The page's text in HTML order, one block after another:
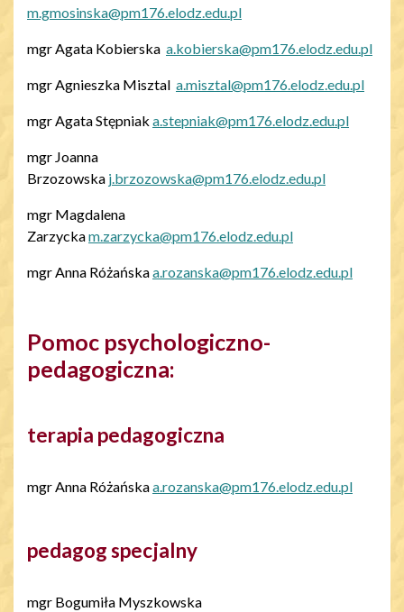
m.gmosinska@pm176.elodz.edu.pl
mgr Agata Kobierska a.kobierska@pm176.elodz.edu.pl
mgr Agnieszka Misztal a.misztal@pm176.elodz.edu.pl
mgr Agata Stępniak a.stepniak@pm176.elodz.edu.pl
mgr Joanna
Brzozowska j.brzozowska@pm176.elodz.edu.pl
mgr Magdalena
Zarzyckam.zarzycka@pm176.elodz.edu.pl
mgr Anna Różańskaa.rozanska@pm176.elodz.edu.pl
Pomoc psychologiczno-
pedagogiczna:
terapia pedagogiczna
mgr Anna Różańskaa.rozanska@pm176.elodz.edu.pl
pedagog specjalny
mgr Bogumiła Myszkowska